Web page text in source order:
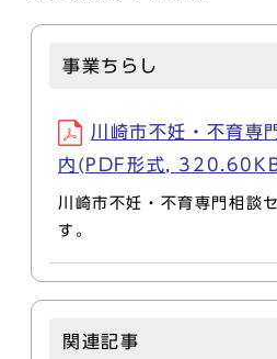
事業ちらし
川崎市不妊・不育専
内(PDF形式,
川崎市不妊・不育専門相談
す。
関連記事